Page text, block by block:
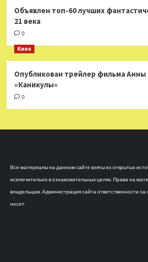
Объявлен топ-60 лучших
21 века
0
Кино
Опубликован трейлер фильма Анны
«Каникулы»
0
Все материалы на данном сайте взяты из открытых
исключительно в ознакомительных целях. Права на
владельцам. Администрация сайта ответственности
несет.